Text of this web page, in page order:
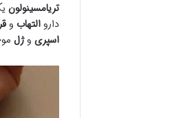
تریامسینولون
داروالتهاب و
اسپری وژل